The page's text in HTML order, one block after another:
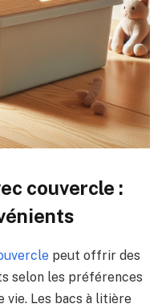
couvercle :
peut offrir des
selon les préférences
Les bacs à litière